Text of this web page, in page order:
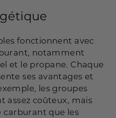
fonctionnent avec
notamment
et le propane. Chaque
ses avantages et
les groupes
assez coûteux, mais
carburant que les